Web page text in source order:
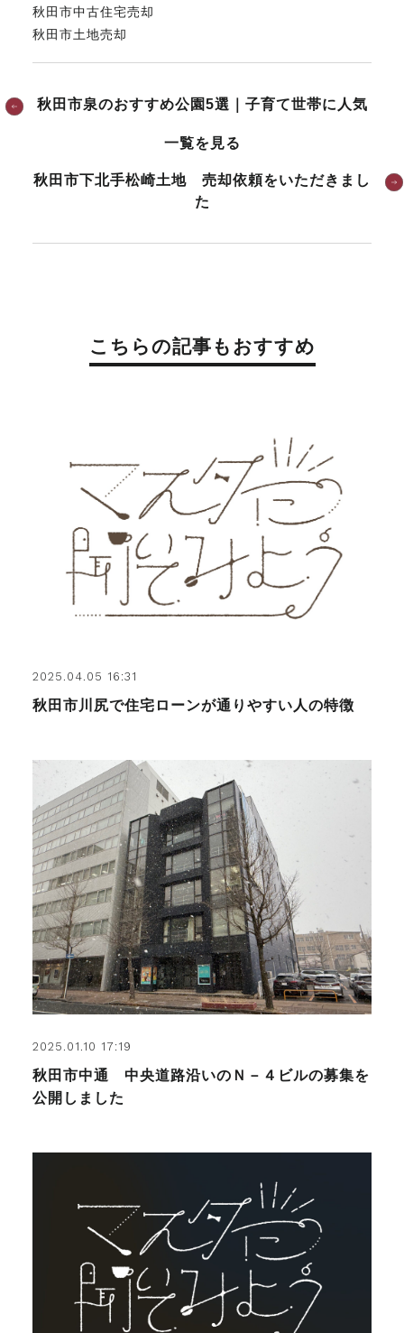
秋田市中古住宅売却
秋田市土地売却
秋田市泉のおすすめ公園5選｜子育て世帯に人気
一覧を見る
秋田市下北手松崎土地 売却依頼をいただきまし
た
こちらの記事もおすすめ
2025.04.05 16:31
秋田市川尻で住宅ローンが通りやすい人の特徴
2025.01.10 17:19
秋田市中通 中央道路沿いのＮ－４ビルの募集を
公開しました